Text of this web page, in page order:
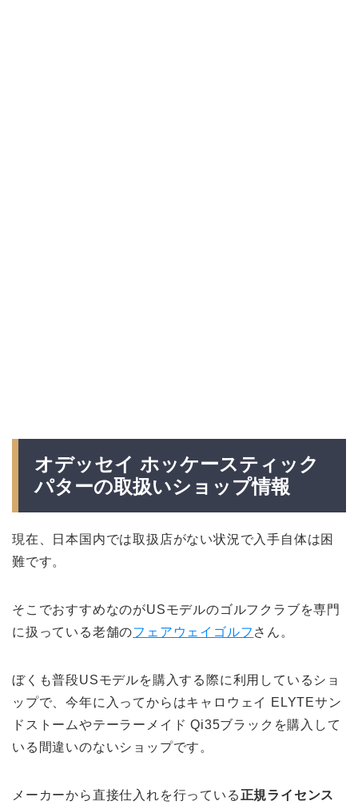
オデッセイ ホッケースティック
パターの取扱いショップ情報
現在、日本国内では取扱店がない状況で入手自体は困
難です。
そこでおすすめなのがUSモデルのゴルフクラブを専門
に扱っている老舗のフェアウェイゴルフ さん。
ぼくも普段USモデルを購入する際に利用しているショ
ップで、今年に入ってからはキャロウェイ ELYTEサン
ドストームやテーラーメイド Qi35ブラックを購入して
いる間違いのないショップです。
メーカーから直接仕入れを行っている 正規ライセンス